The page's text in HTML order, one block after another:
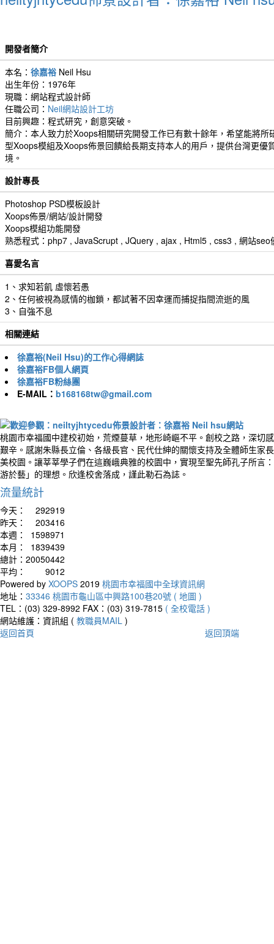
開發者簡介
本名： 徐嘉裕 Neil Hsu
出生年份：1976年
現職：網站程式設計師
任職公司： Neil網站設計工坊
目前興趣：程式研究，創意突破。
簡介：本人致力於Xoops相關研究開發工作已有數十餘年，希望能將所
型Xoops模組及Xoops佈景回饋給長期支持本人的用戶，提供台灣更優
境。
設計專長
Photoshop PSD模板設計
Xoops佈景/網站/設計開發
Xoops模組功能開發
熟悉程式：php7 , JavaScrupt , JQuery , ajax , Html5 , css3 , 網站seo
喜愛名言
1、求知若飢 虛懷若愚
2、任何被視為感情的枷鎖，都試著不因幸運而捕捉指間流逝的風
3、自強不息
相關連結
徐嘉裕(Neil Hsu)的工作心得網誌
徐嘉裕FB個人網頁
徐嘉裕FB粉絲團
E-MAIL： b168168tw@gmail.com
桃園市幸福國中建校初始，荒煙蔓草，地形崎嶇不平。創校之路，深切
艱辛。感謝朱縣長立倫、各級長官、民代仕紳的關懷支持及全體師生家
美校園。讓莘莘學子們在這巍峨典雅的校園中，實現至聖先師孔子所言
游於藝」的理想。欣逢校舍落成，謹此勒石為誌。
流量統計
今天：
292919
昨天：
203416
本週：
1598971
本月：
1839439
總計： 20050442
平均：
9012
Powered by XOOPS 2019 桃園市幸福國中全球資訊網
地址： 33346 桃園市龜山區中興路100巷20號 ( 地圖 )
TEL：(03) 329-8992 FAX：(03) 319-7815 ( 全校電話 )
網站維護：資訊組 ( 教職員MAIL )
返回首頁
返回頂端